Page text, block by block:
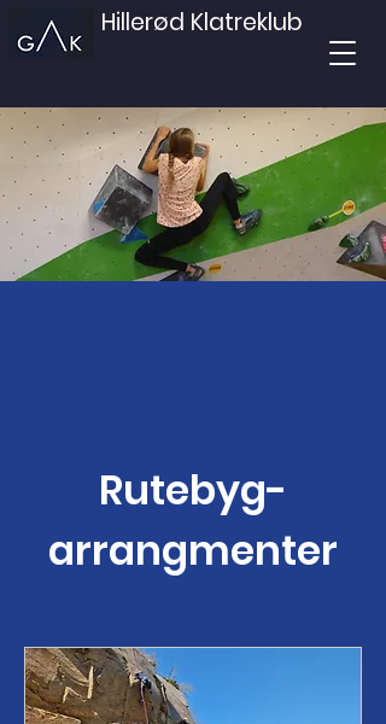
Hillerød Klatreklub
Rutebyg-
arrangmenter